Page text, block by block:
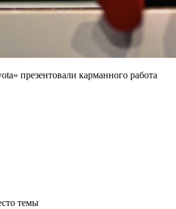
презентовали карманного работа
темы